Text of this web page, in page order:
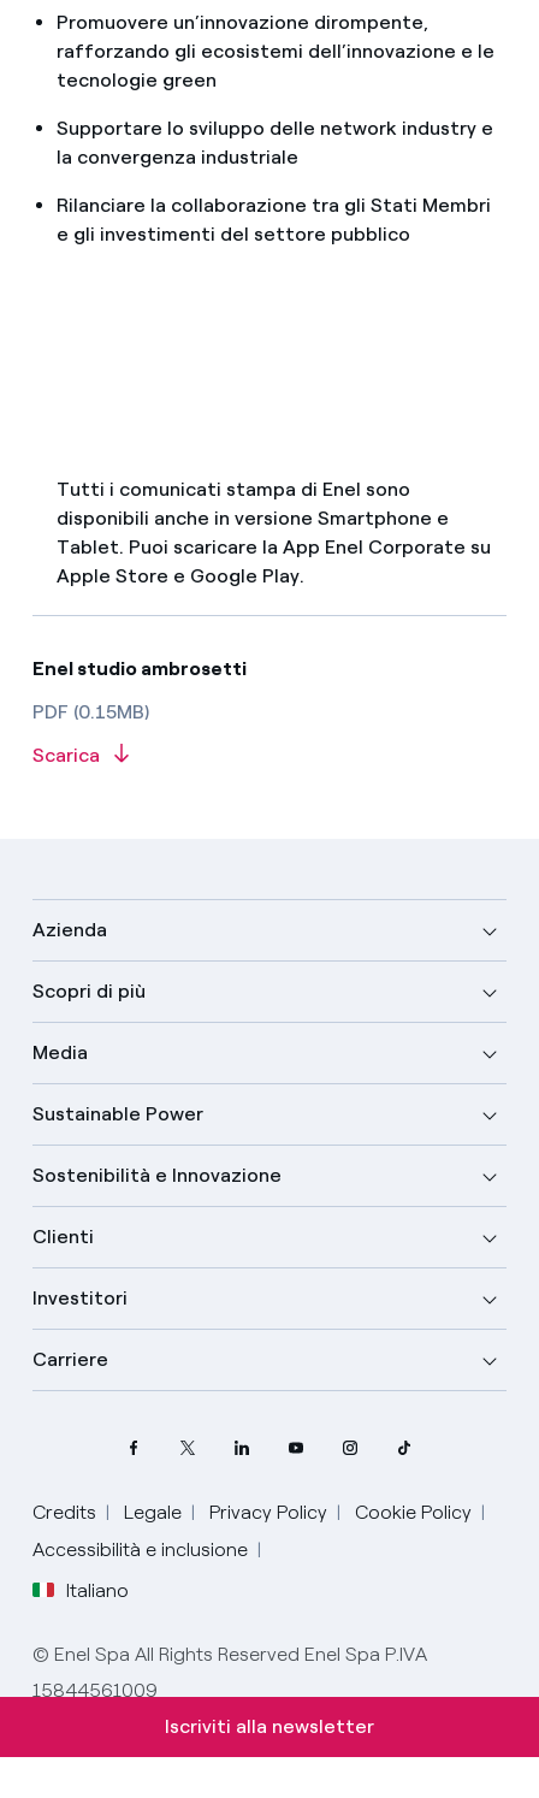
Promuovere un’innovazione dirompente,
rafforzando gli ecosistemi dell’innovazione e le
tecnologie green
Supportare lo sviluppo delle network industry e
la convergenza industriale
Rilanciare la collaborazione tra gli Stati Membri
e gli investimenti del settore pubblico
Tutti i comunicati stampa di Enel sono
disponibili anche in versione Smartphone e
Tablet. Puoi scaricare la App Enel Corporate su
Apple Store e Google Play.
Enel studio ambrosetti
PDF (0.15MB)
Scarica
Azienda
Scopri di più
Media
Sustainable Power
Sostenibilità e Innovazione
Clienti
Investitori
Carriere
Credits Legale Privacy Policy
Cookie Policy
Accessibilità e inclusione
Italiano
Italiano
© Enel Spa All Rights Reserved Enel Spa P.IVA
15844561009
Iscriviti alla newsletter